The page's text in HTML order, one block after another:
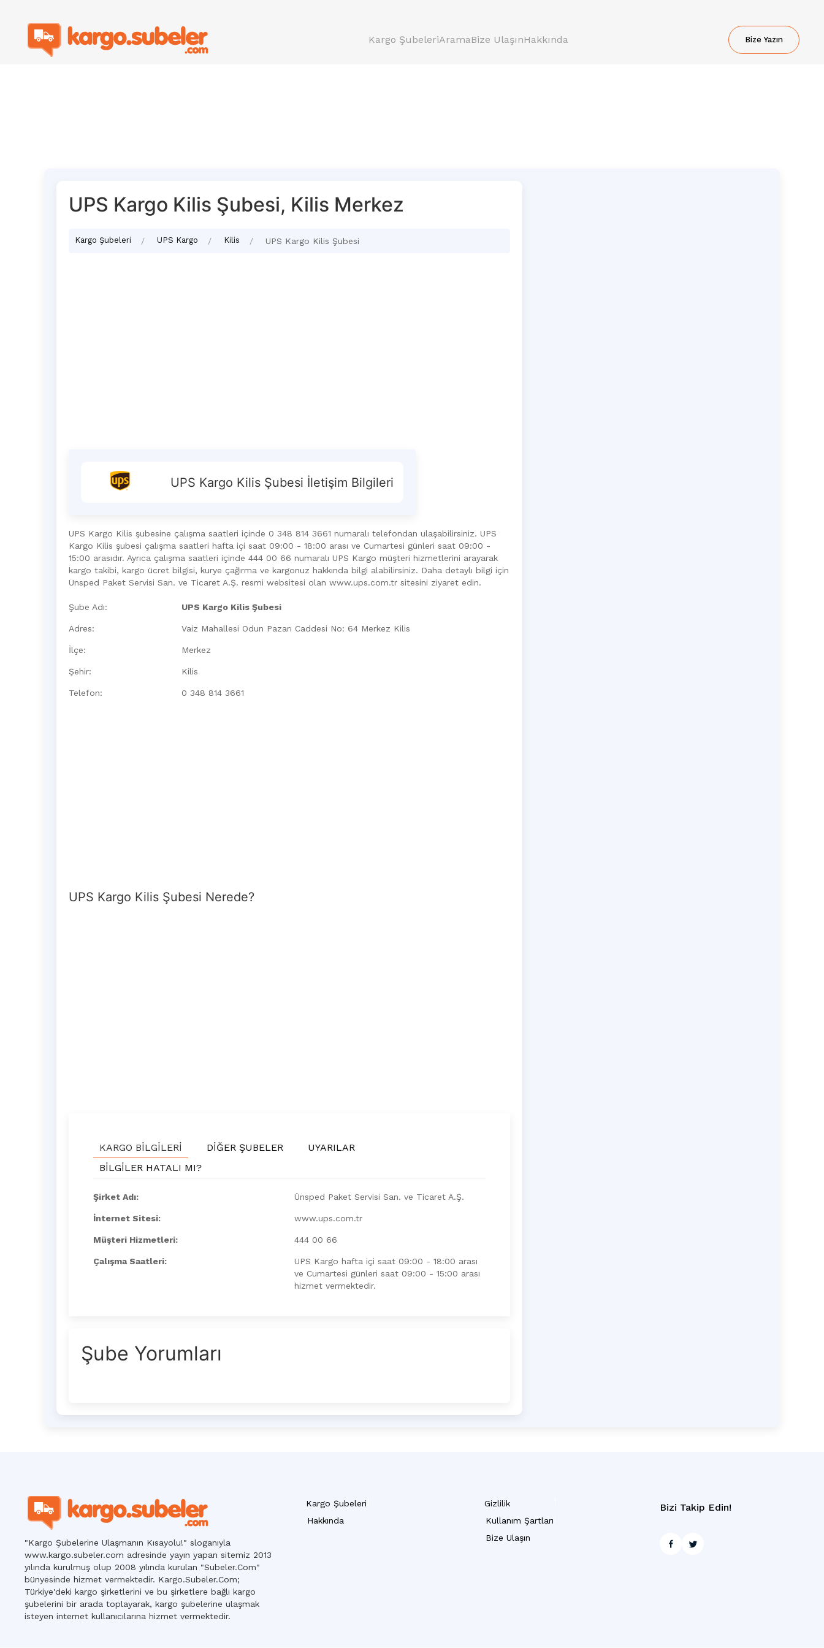
Kargo ŞubeleriAramaBize UlaşınHakkında Bize Yazın
UPS Kargo Kilis Şubesi, Kilis Merkez
Kargo Şubeleri UPS Kargo Kilis UPS Kargo Kilis Şubesi
UPS Kargo Kilis Şubesi İletişim Bilgileri
UPS Kargo Kilis şubesine çalışma saatleri içinde 0 348 814 3661 numaralı telefondan ulaşabilirsiniz. UPS
Kargo Kilis şubesi çalışma saatleri hafta içi saat 09:00 - 18:00 arası ve Cumartesi günleri saat 09:00 -
15:00 arasıdır. Ayrıca çalışma saatleri içinde 444 00 66 numaralı UPS Kargo müşteri hizmetlerini arayarak
kargo takibi, kargo ücret bilgisi, kurye çağırma ve kargonuz hakkında bilgi alabilirsiniz. Daha detaylı bilgi için
Ünsped Paket Servisi San. ve Ticaret A.Ş. resmi websitesi olan www.ups.com.tr sitesini ziyaret edin.
Şube Adı: UPS Kargo Kilis Şubesi
Adres: Vaiz Mahallesi Odun Pazarı Caddesi No: 64 Merkez Kilis
İlçe: Merkez
Şehir: Kilis
Telefon: 0 348 814 3661
UPS Kargo Kilis Şubesi Nerede?
KARGO BILGILERI DIĞER ŞUBELER
UYARILAR
BILGILER HATALI MI?
Şirket Adı: Ünsped Paket Servisi San. ve Ticaret A.Ş.
İnternet Sitesi: www.ups.com.tr
Müşteri Hizmetleri: 444 00 66
Çalışma Saatleri:
UPS Kargo hafta içi saat 09:00 - 18:00 arası
ve Cumartesi günleri saat 09:00 - 15:00 arası
hizmet vermektedir.
Şube Yorumları
"Kargo Şubelerine Ulaşmanın Kısayolu!" sloganıyla
www.kargo.subeler.com adresinde yayın yapan sitemiz 2013
yılında kurulmuş olup 2008 yılında kurulan "Subeler.Com"
bünyesinde hizmet vermektedir. Kargo.Subeler.Com;
Türkiye'deki kargo şirketlerini ve bu şirketlere bağlı kargo
şubelerini bir arada toplayarak, kargo şubelerine ulaşmak
isteyen internet kullanıcılarına hizmet vermektedir.
Kargo Şubeleri
Hakkında
Gizlilik
Kullanım Şartları
Bize Ulaşın
Bizi Takip Edin!